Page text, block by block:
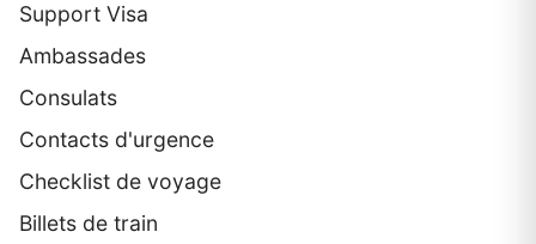
Support Visa
Ambassades
Consulats
Contacts d'urgence
Checklist de voyage
Billets de train